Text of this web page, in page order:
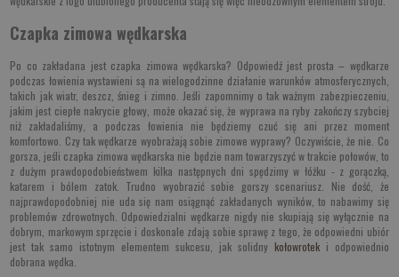
Czapka zimowa wędkarska
Po co zakładana jest czapka zimowa wędkarska? Odpowiedź jest prosta – wędkarze
podczas łowienia wystawieni są na wielogodzinne działanie warunków atmosferycznych,
takich jak wiatr, deszcz, śnieg i zimno. Jeśli zapomnimy o tak ważnym zabezpieczeniu,
jakim jest ciepłe nakrycie głowy, może okazać się, że wyprawa na ryby zakończy szybciej
niż zakładaliśmy, a podczas łowienia nie będziemy czuć się ani przez moment
komfortowo. Czy tak wędkarze wyobrażają sobie zimowe wyprawy? Oczywiście, że nie. Co
gorsza, jeśli czapka zimowa wędkarska nie będzie nam towarzyszyć w trakcie połowów, to
z dużym prawdopodobieństwem kilka następnych dni spędzimy w łóżku - z gorączką,
katarem i bólem zatok. Trudno wyobrazić sobie gorszy scenariusz. Nie dość, że
najprawdopodobniej nie uda się nam osiągnąć zakładanych wyników, to nabawimy się
problemów zdrowotnych. Odpowiedzialni wędkarze nigdy nie skupiają się wyłącznie na
dobrym, markowym sprzęcie i doskonale zdają sobie sprawę z tego, że odpowiedni ubiór
jest tak samo istotnym elementem sukcesu, jak solidny kołowroteki odpowiednio
dobrana wędka.